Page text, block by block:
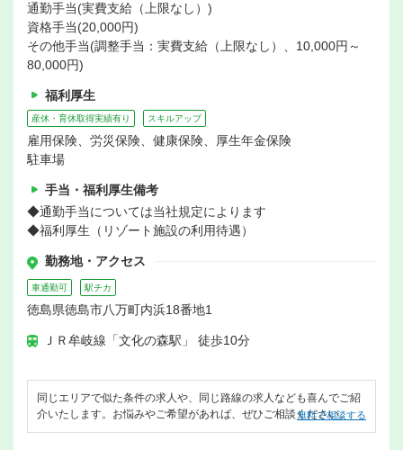
通勤手当(実費支給（上限なし）)
資格手当(20,000円)
その他手当(調整手当：実費支給（上限なし）、10,000円～
80,000円)
福利厚生
産休・育休取得実績有り スキルアップ
雇用保険、労災保険、健康保険、厚生年金保険
駐車場
手当・福利厚生備考
◆通勤手当については当社規定によります
◆福利厚生（リゾート施設の利用待遇）
勤務地・アクセス
車通勤可 駅チカ
徳島県徳島市八万町内浜18番地1
ＪＲ牟岐線「文化の森駅」 徒歩10分
同じエリアで似た条件の求人や、同じ路線の求人なども喜んでご紹
介いたします。お悩みやご希望があれば、ぜひご相談ください。
無料で相談する